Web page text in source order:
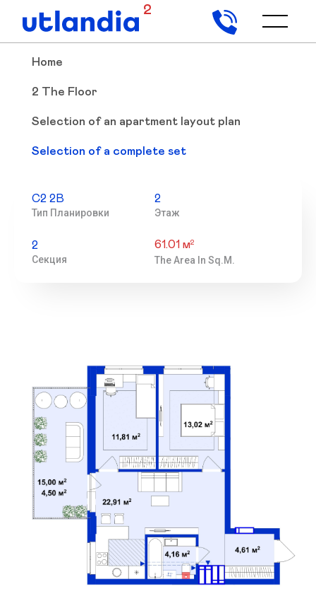
2
Home
2 The Floor
Selection of an apartment layout plan
Selection of a complete set
С2 2В
Тип Планировки
2
Этаж
2
Секция
61.01 м2
The Area In Sq.m.